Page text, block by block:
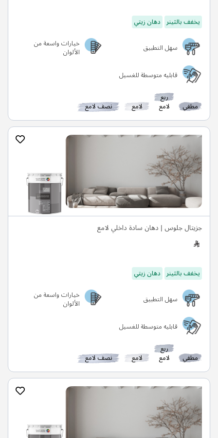
يخفف بالثينر دهان زيتي
سهل التطبيق
خيارات واسعة من
الألوان
قابليه متوسطة للغسيل
مطفي
ربع
لامع لامع نصف لامع
جزيتال جلوس | دهان سادة داخلي لامع
يخفف بالثينر دهان زيتي
سهل التطبيق
خيارات واسعة من
الألوان
قابليه متوسطة للغسيل
مطفي
ربع
لامع لامع نصف لامع